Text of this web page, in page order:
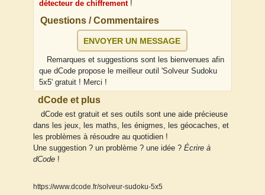
détecteur de chiffrement!
Questions / Commentaires
ENVOYER UN MESSAGE
Remarques et suggestions sont les bienvenues afin
que dCode propose le meilleur outil 'Solveur Sudoku
5x5' gratuit ! Merci !
dCode et plus
dCode est gratuit et ses outils sont une aide précieuse
dans les jeux, les maths, les énigmes, les géocaches, et
les problèmes à résoudre au quotidien !
Une suggestion ? un problème ? une idée ? Écrire à
dCode !
https://www.dcode.fr/solveur-sudoku-5x5